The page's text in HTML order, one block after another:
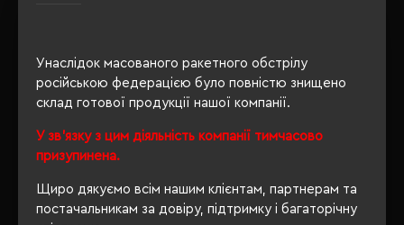
Унаслідок масованого ракетного обстрілу
російською федерацією було повністю знищено
склад готової продукції нашої компанії.
У зв'язку з цим діяльність компанії тимчасово
призупинена.
Щиро дякуємо всім нашим клієнтам, партнерам та
постачальникам за довіру, підтримку і багаторічну
ОПИС
ВІДГУКИ
РЕКОМЕНДУЄМО